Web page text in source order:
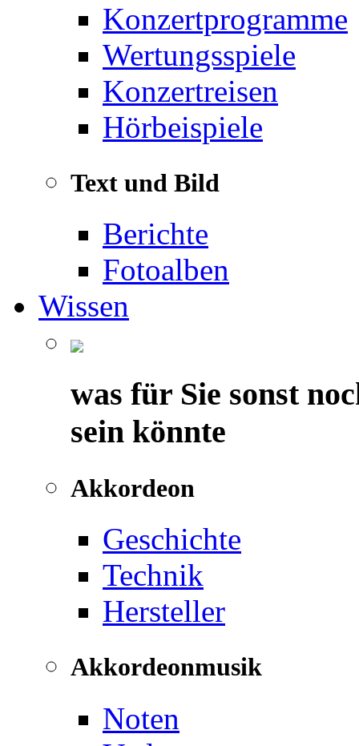
Konzertprogramme
Wertungsspiele
Konzertreisen
Hörbeispiele
Text und Bild
Berichte
Fotoalben
Wissen
was für Sie sonst
sein könnte
Akkordeon
Geschichte
Technik
Hersteller
Akkordeonmusik
Noten